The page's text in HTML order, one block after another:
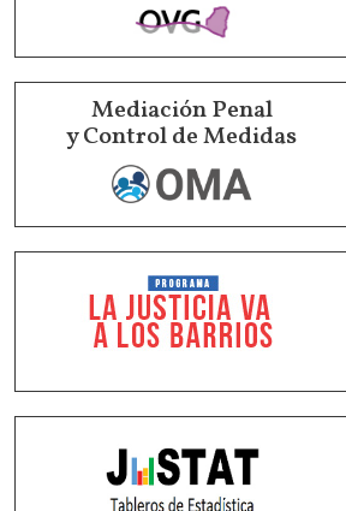
Mediación Penal
y Control de Medidas